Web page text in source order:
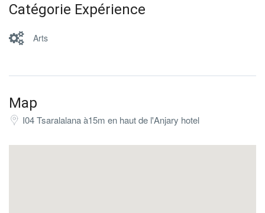
Catégorie Expérience
Arts
Map
I04 Tsaralalana à15m en haut de l'Anjary hotel